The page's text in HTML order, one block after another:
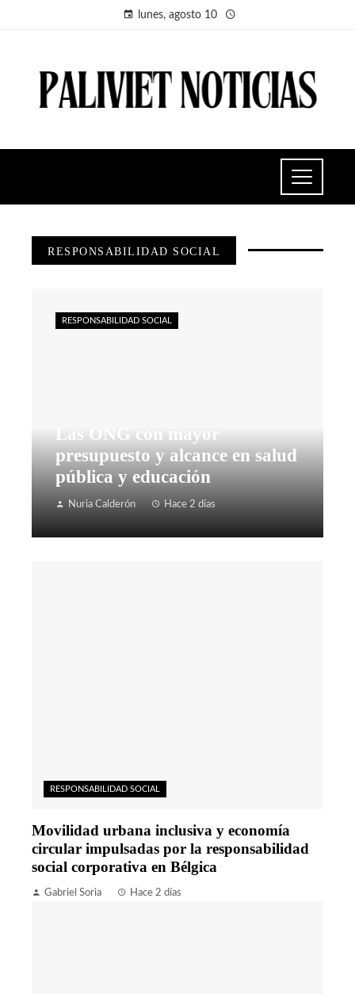
lunes, agosto 10
RESPONSABILIDAD SOCIAL
Las ONG con mayor
presupuesto y alcance en salud
pública y educación
Nuria Calderón Hace 2 días
RESPONSABILIDAD SOCIAL
RESPONSABILIDAD SOCIAL
Movilidad urbana inclusiva y economía
circular impulsadas por la responsabilidad
social corporativa en Bélgica
Gabriel Soria Hace 2 días